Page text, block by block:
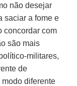
não desejar
saciar a fome e
concordar com
são mais
militares,
de
diferente